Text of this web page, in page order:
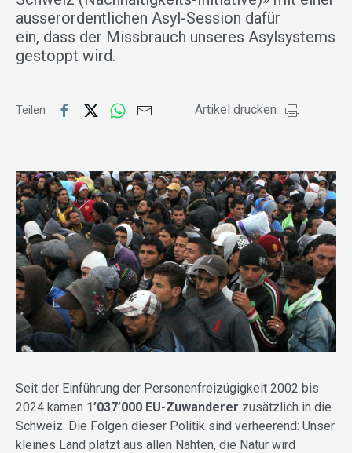
ausserordentlichen Asyl-Session dafür
ein, dass der Missbrauch unseres Asylsystems
gestoppt wird.
Teilen Artikel drucken
Seit der Einführung der Personenfreizügigkeit 2002 bis
2024 kamen 1’037’000 EU-Zuwanderer zusätzlich in die
Schweiz. Die Folgen dieser Politik sind verheerend: Unser
kleines Land platzt aus allen Nähten, die Natur wird